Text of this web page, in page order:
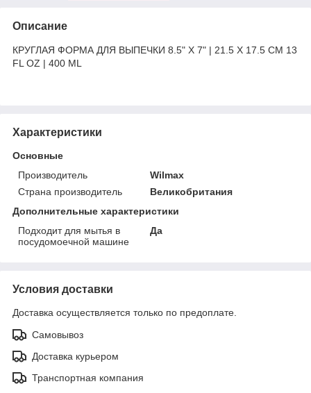
Описание
КРУГЛАЯ ФОРМА ДЛЯ ВЫПЕЧКИ 8.5" X 7" | 21.5 X 17.5 CM 13
FL OZ | 400 ML
Характеристики
Основные
Производитель
Wilmax
Страна производитель
Великобритания
Дополнительные характеристики
Подходит для мытья в
посудомоечной машине
Да
Условия доставки
Доставка осуществляется только по предоплате.
Самовывоз
Доставка курьером
Транспортная компания